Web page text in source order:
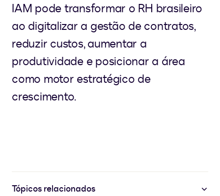
IAM pode transformar o RH brasileiro
ao digitalizar a gestão de contratos,
reduzir custos, aumentar a
produtividade e posicionar a área
como motor estratégico de
crescimento.
Tópicos relacionados